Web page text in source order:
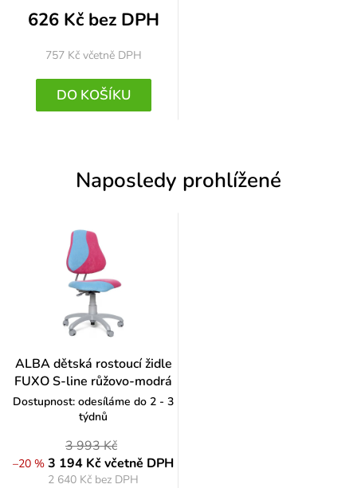
626 Kč bez DPH
757 Kč včetně DPH
DO KOŠÍKU
Naposledy prohlížené
ALBA dětská rostoucí židle
FUXO S-line růžovo-modrá
Dostupnost: odesíláme do 2 - 3
týdnů
3 993 Kč
–20 % 3 194 Kčvčetně DPH
2 640 Kč bez DPH